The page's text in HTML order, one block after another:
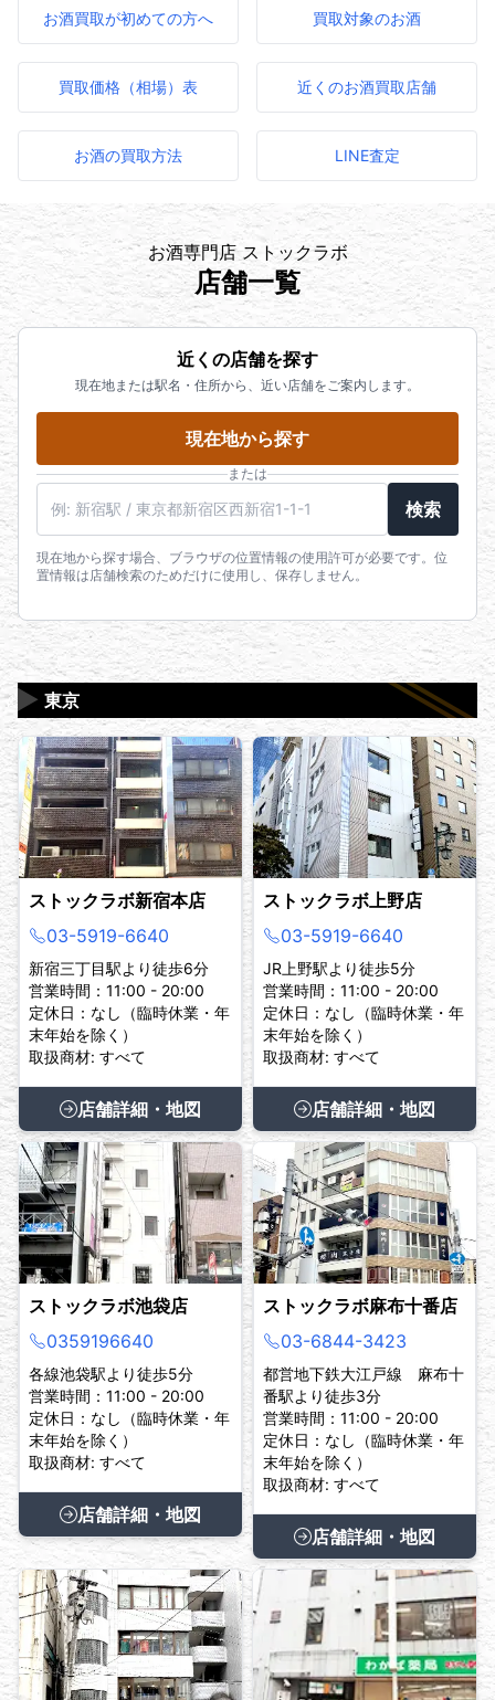
お酒買取が初めての方へ 買取対象のお酒
買取価格（相場）表 近くのお酒買取店舗
お酒の買取方法 LINE査定
お酒専門店 ストックラボ
店舗一覧
近くの店舗を探す
現在地または駅名・住所から、近い店舗をご案内します。
現在地から探す
または
検索
現在地から探す場合、ブラウザの位置情報の使用許可が必要です。位
置情報は店舗検索のためだけに使用し、保存しません。
東京
▶
ストックラボ新宿本店
03-5919-6640
新宿三丁目駅より徒歩6分
営業時間：11:00 - 20:00
定休日：なし（臨時休業・年
末年始を除く）
取扱商材: すべて
店舗詳細・地図
ストックラボ上野店
03-5919-6640
JR上野駅より徒歩5分
営業時間：11:00 - 20:00
定休日：なし（臨時休業・年
末年始を除く）
取扱商材: すべて
店舗詳細・地図
ストックラボ池袋店
0359196640
各線池袋駅より徒歩5分
営業時間：11:00 - 20:00
定休日：なし（臨時休業・年
末年始を除く）
取扱商材: すべて
店舗詳細・地図
ストックラボ麻布十番店
03-6844-3423
都営地下鉄大江戸線 麻布十
番駅より徒歩3分
営業時間：11:00 - 20:00
定休日：なし（臨時休業・年
末年始を除く）
取扱商材: すべて
店舗詳細・地図